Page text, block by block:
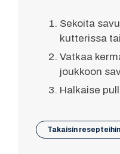
Sekoita
kutterissa
Vatkaa
joukkoon
Halkaise
Takaisin resepteihin